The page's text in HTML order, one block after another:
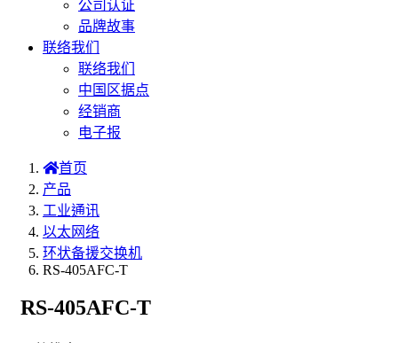
公司认证
品牌故事
联络我们
联络我们
中国区据点
经销商
电子报
首页
产品
工业通讯
以太网络
环状备援交换机
RS-405AFC-T
RS-405AFC-T